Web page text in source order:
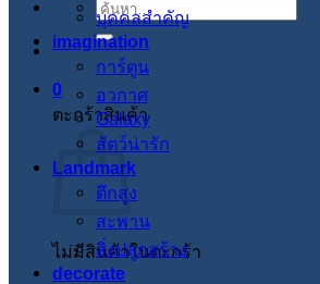
ค้นหา:
0
ตะกร้าสินค้า
ไม่มีสินค้าในตะกร้า
บุคคลสำคัญ
imagination
การ์ตูน
อวกาศ
Galaxy
สัตว์น่ารัก
Landmark
ตึกสูง
สะพาน
สิ่งปลูกสร้าง
decorate